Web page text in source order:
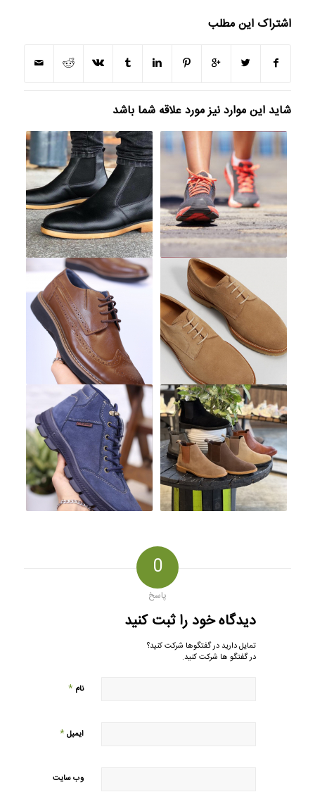
اشتراک این مطلب
شاید این موارد نیز مورد علاقه شما باشد
0
پاسخ
دیدگاه خود را ثبت کنید
تمایل دارید در گفتگوها شرکت کنید؟
در گفتگو ها شرکت کنید.
نام *
ایمیل*
وب‌ سایت